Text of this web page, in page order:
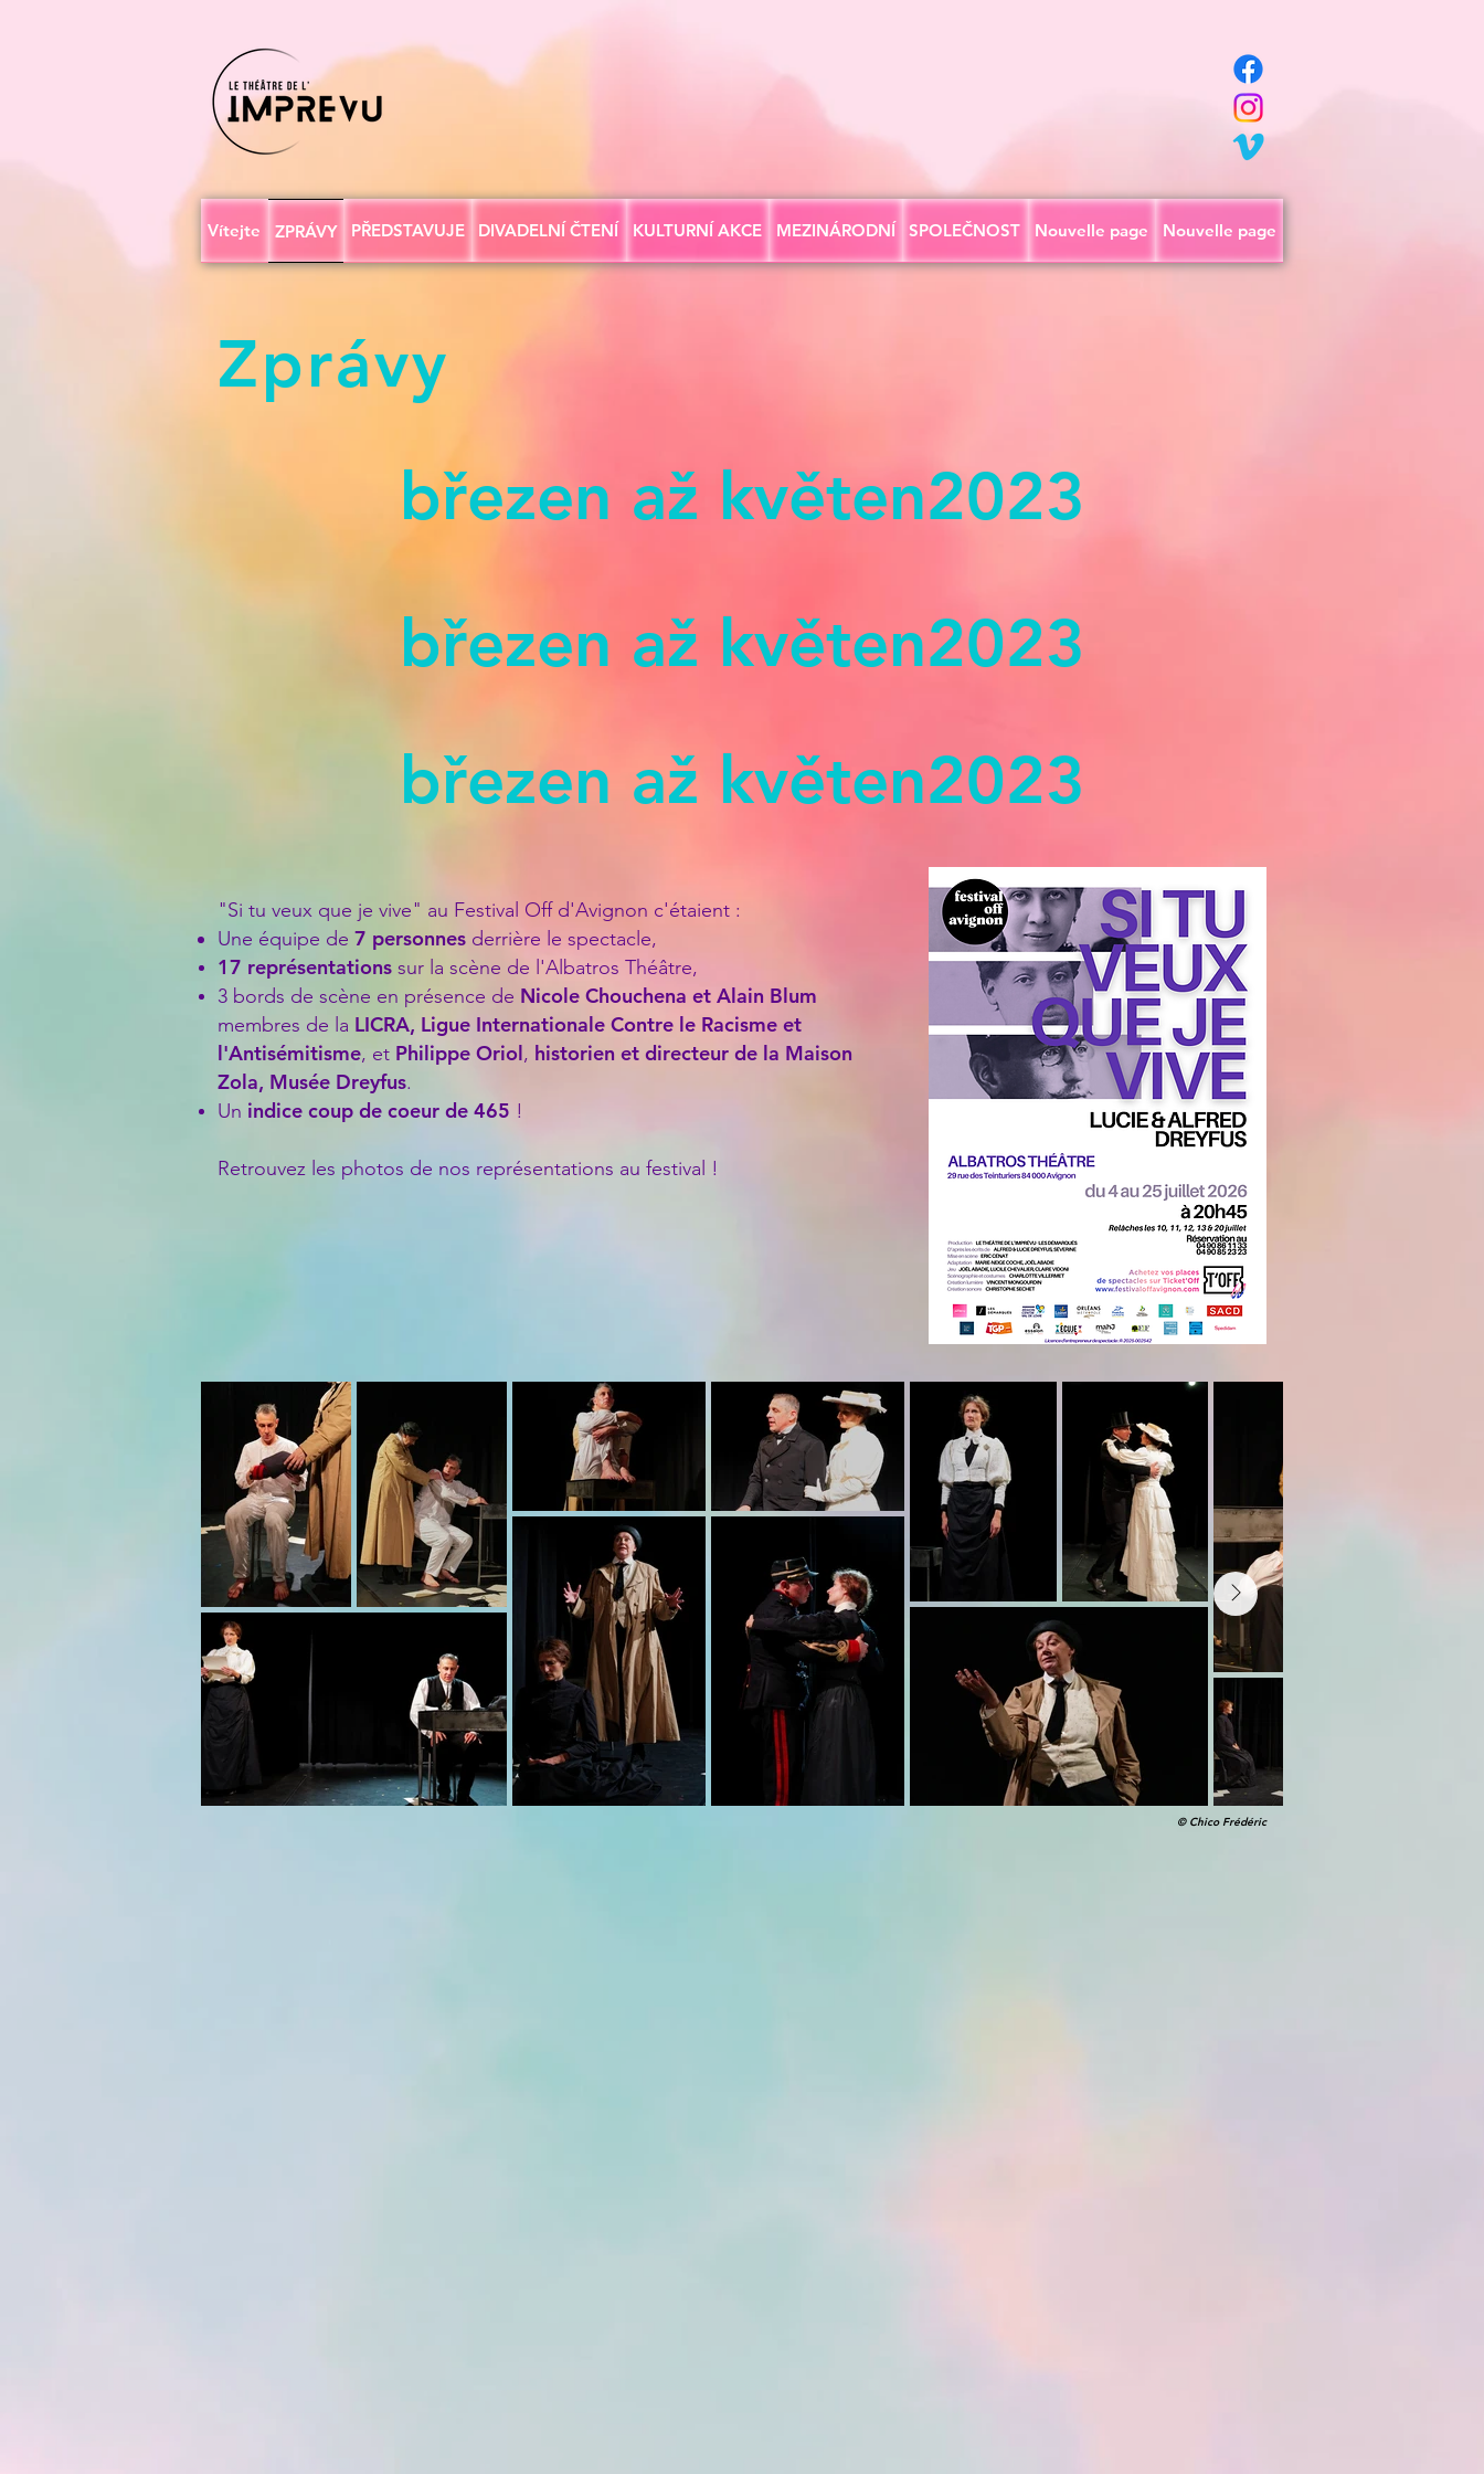
Vítejte ZPRÁVY PŘEDSTAVUJE DIVADELNÍ ČTENÍ KULTURNÍ AKCE MEZINÁRODNÍ SPOLEČNOST Nouvelle page Nouvelle page
Zprávy
březen až květen2023
březen až květen2023
březen až květen2023
"Si tu veux que je vive" au Festival Off d'Avignon c'étaient :
Une équipe de 7 personnes derrière le spectacle,
17 représentations sur la scène de l'Albatros Théâtre,
3 bords de scène en présence de Nicole Chouchena et Alain Blum
membres de la LICRA, Ligue Internationale Contre le Racisme et
l'Antisémitisme, et Philippe Oriol, historien et directeur de la Maison
Zola, Musée Dreyfus.
Un indice coup de coeur de 465 !
Retrouvez les photos de nos représentations au festival !
© Chico Frédéric